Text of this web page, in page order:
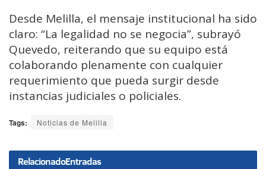
Desde Melilla, el mensaje institucional ha sido
claro: “La legalidad no se negocia”, subrayó
Quevedo, reiterando que su equipo está
colaborando plenamente con cualquier
requerimiento que pueda surgir desde
instancias judiciales o policiales.
Tags: Noticias de Melilla
RelacionadoEntradas